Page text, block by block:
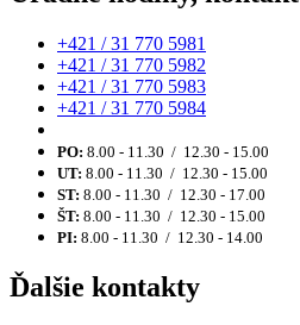
+421 / 31 770 5981
+421 / 31 770 5982
+421 / 31 770 5983
+421 / 31 770 5984
PO: 8.00 - 11.30 / 12.30 - 15.00
UT: 8.00 - 11.30 / 12.30 - 15.00
ST: 8.00 - 11.30 / 12.30 - 17.00
ŠT: 8.00 - 11.30 / 12.30 - 15.00
PI: 8.00 - 11.30 / 12.30 - 14.00
Ďalšie kontakty